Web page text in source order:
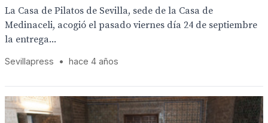
La Casa de Pilatos de Sevilla, sede de la Casa de
Medinaceli, acogió el pasado viernes día 24 de septiembre
la entrega...
Sevillapress • hace 4 años